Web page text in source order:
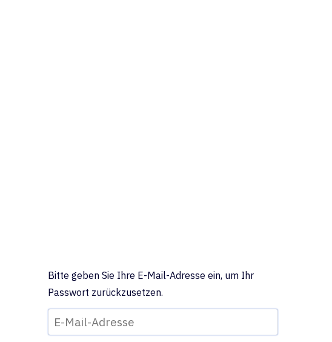
Bitte geben Sie Ihre E-Mail-Adresse ein, um Ihr
Passwort zurückzusetzen.